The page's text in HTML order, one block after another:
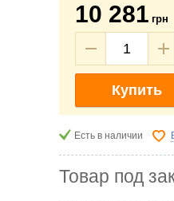
10 281 грн
Купить
Есть в наличии
Товар под